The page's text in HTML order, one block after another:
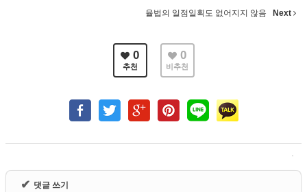
율법의 일점일획도 없어지지 않음 Next
0
추천
0
비추천
✔ 댓글 쓰기